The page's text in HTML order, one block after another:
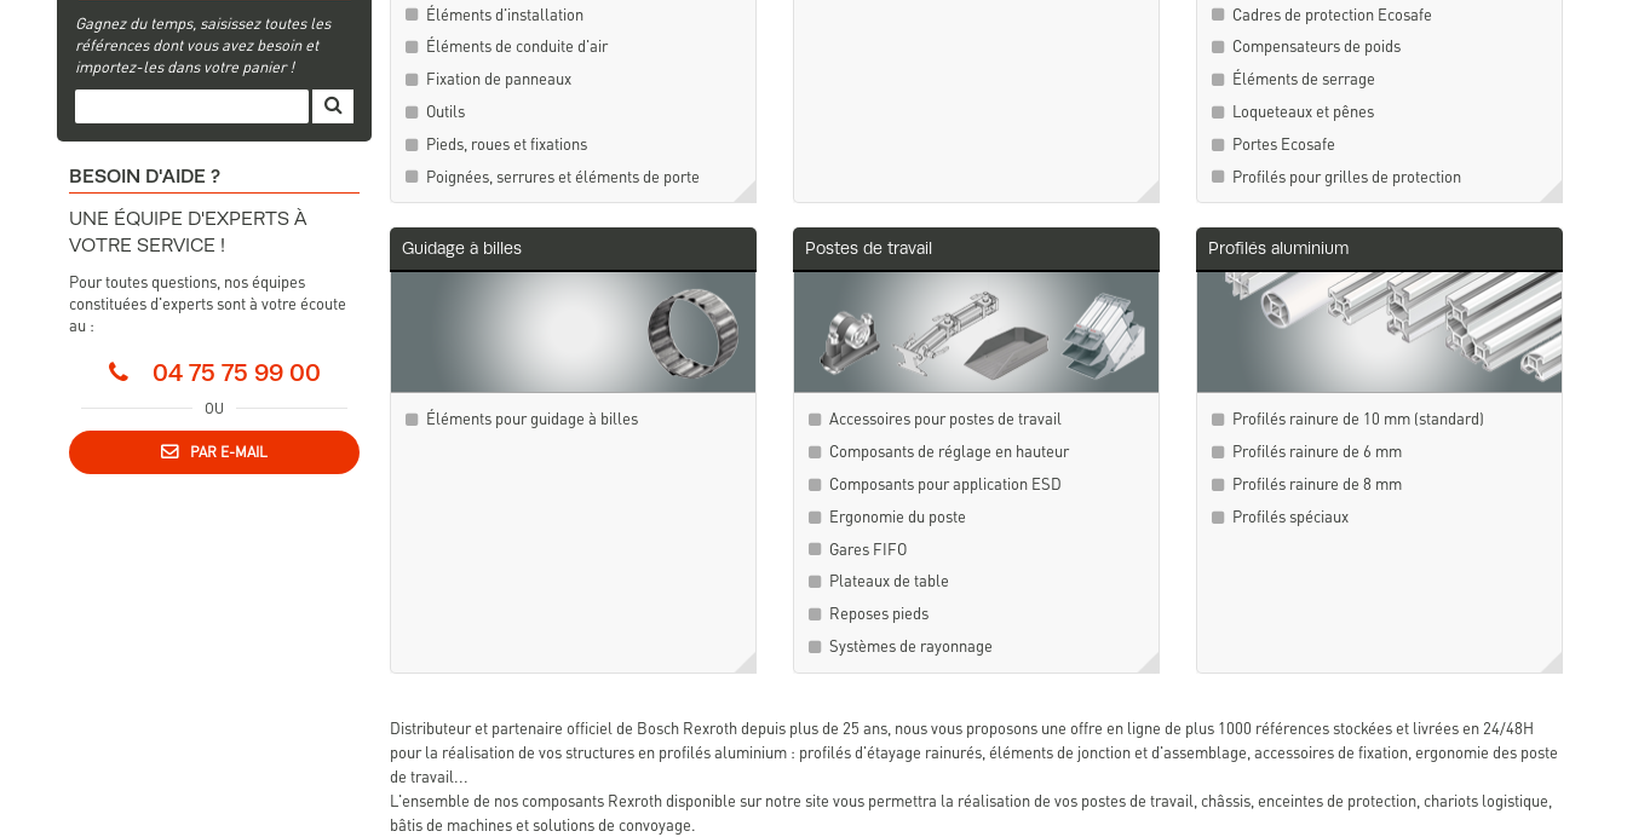
Gagnez du temps, saisissez toutes les
références dont vous avez besoin et
importez-les dans votre panier !
BESOIN D'AIDE ?
UNE ÉQUIPE D'EXPERTS À
VOTRE SERVICE !
Pour toutes questions, nos équipes
constituées d'experts sont à votre écoute
au :
04 75 75 99 00
OU
PAR E-MAIL
Éléments d'installation
Éléments de conduite d'air
Fixation de panneaux
Outils
Pieds, roues et fixations
Poignées, serrures et éléments de porte
Cadres de protection Ecosafe
Compensateurs de poids
Éléments de serrage
Loqueteaux et pênes
Portes Ecosafe
Profilés pour grilles de protection
Guidage à billes
Éléments pour guidage à billes
Postes de travail
Accessoires pour postes de travail
Composants de réglage en hauteur
Composants pour application ESD
Ergonomie du poste
Gares FIFO
Plateaux de table
Reposes pieds
Systèmes de rayonnage
Profilés aluminium
Profilés rainure de 10 mm (standard)
Profilés rainure de 6 mm
Profilés rainure de 8 mm
Profilés spéciaux
Distributeur et partenaire officiel de Bosch Rexroth depuis plus de 25 ans, nous vous proposons une offre en ligne de plus 1000 références stockées et livrées en 24/48H
pour la réalisation de vos structures en profilés aluminium : profilés d'étayage rainurés, éléments de jonction et d'assemblage, accessoires de fixation, ergonomie des poste
de travail...
L'ensemble de nos composants Rexroth disponible sur notre site vous permettra la réalisation de vos postes de travail, châssis, enceintes de protection, chariots logistique,
bâtis de machines et solutions de convoyage.